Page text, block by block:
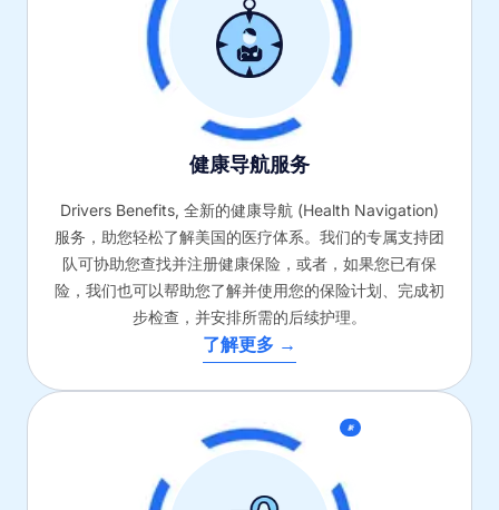
健康导航服务
Drivers Benefits, 全新的健康导航 (Health Navigation)
服务，助您轻松了解美国的医疗体系。我们的专属支持团
队可协助您查找并注册健康保险，或者，如果您已有保
险，我们也可以帮助您了解并使用您的保险计划、完成初
步检查，并安排所需的后续护理。
了解更多 →
新